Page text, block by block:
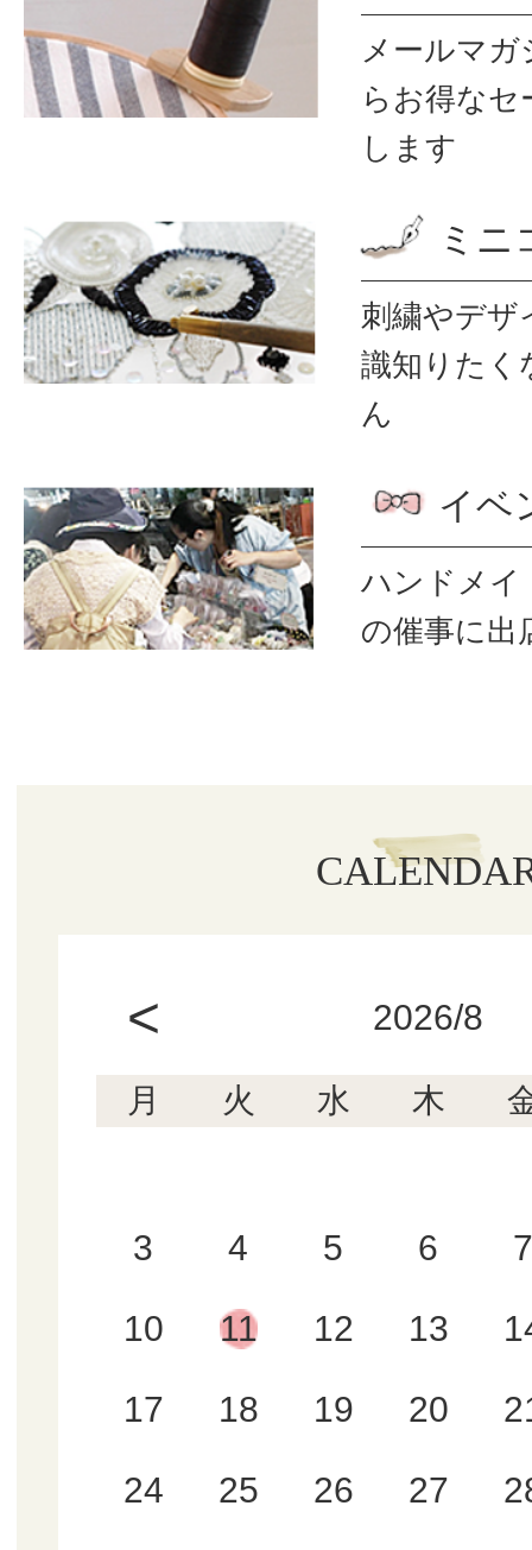
メールマ
ら お得なセ
します
ミニ
刺繍やデザ
識知りたく
ん
イベ
ハンドメイ
の催事に出
< 2026/8
月 火 水 木
3 4 5 6 7
10 11 12 13
17 18 19 20
24 25 26 27